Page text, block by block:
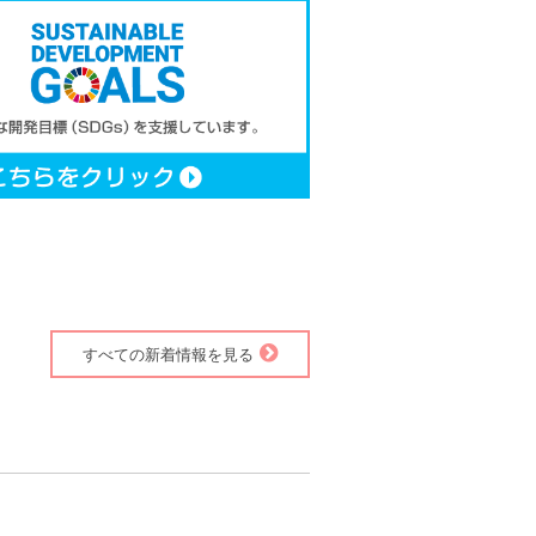
すべての新着情報を見る